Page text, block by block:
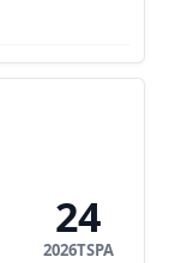
24
2026TSPA